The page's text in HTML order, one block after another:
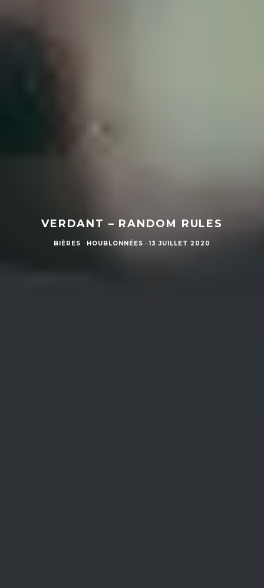
VERDANT – RANDOM RULES
BIÈRES HOUBLONNÉES · 13 JUILLET 2020